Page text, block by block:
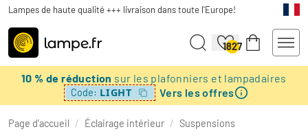
Lampes de haute qualité +++ livraison dans toute l'Europe!
1827
10 % de réduction sur les plafonniers et lampadaires
Code: LIGHT Vers les offres
Page d’accueil / Éclairage intérieur / Suspensions